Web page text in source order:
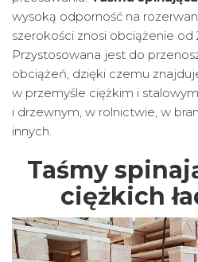
wysoką odporność na
szerokości znosi obciążenie
Przystosowana jest do
obciążeń, dzięki czemu
w przemyśle ciężkim i
i drzewnym, w rolnictwie, w
innych.
Taśmy
ciężkich